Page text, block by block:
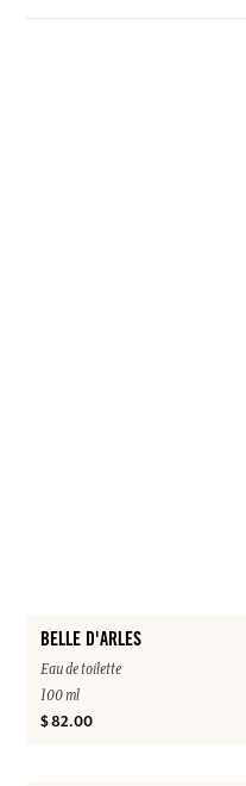
BELLE D'ARLES
Eau de toilette
100 ml
$ 82.00